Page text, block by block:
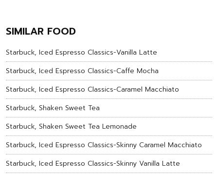
SIMILAR FOOD
Starbuck, Iced Espresso Classics-Vanilla Latte
Starbuck, Iced Espresso Classics-Caffe Mocha
Starbuck, Iced Espresso Classics-Caramel Macchiato
Starbuck, Shaken Sweet Tea
Starbuck, Shaken Sweet Tea Lemonade
Starbuck, Iced Espresso Classics-Skinny Caramel Macchiato
Starbuck, Iced Espresso Classics-Skinny Vanilla Latte